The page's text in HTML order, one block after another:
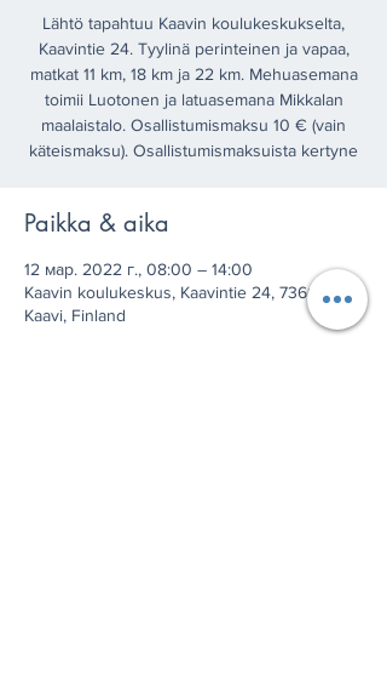
Lähtö tapahtuu Kaavin koulukeskukselta,
Kaavintie 24. Tyylinä perinteinen ja vapaa,
matkat 11 km, 18 km ja 22 km. Mehuasemana
toimii Luotonen ja latuasemana Mikkalan
maalaistalo. Osallistumismaksu 10 € (vain
käteismaksu). Osallistumismaksuista kertyne
Paikka & aika
12 мар. 2022 г., 08:00 – 14:00
Kaavin koulukeskus, Kaavintie 24, 73600
Kaavi, Finland